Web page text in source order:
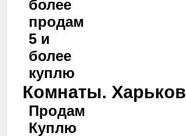
более
продам
5 и
более
куплю
Комнаты. Харьков
Продам
Куплю